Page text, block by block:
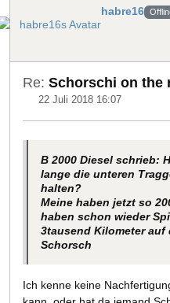
habre16
Re: Schorschi on the
22 Juli 2018 16:07
B 2000 Diesel schrieb:
lange die unteren
halten?
Meine haben jetzt so
haben schon wieder
3tausend Kilometer auf
Schorsch
Ich kenne keine